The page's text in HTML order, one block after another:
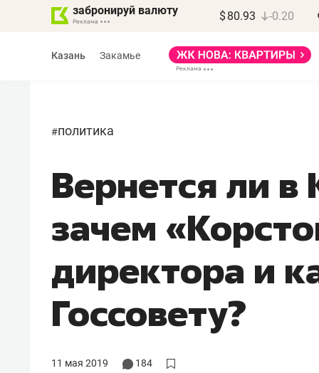
забронируй валюту $ 80.93 -0.20
Казань Закамье
#политика
Вернется ли в
зачем
директора и
Госсовету?
11 мая 2019 184
Василь Мазитов
МАРТ
«Не зная местных
потерять минимум
полгода»
Как бизнесу выйти на зарубежные
рынки, почему надо знать